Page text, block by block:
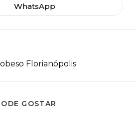
WhatsApp
Florianópolis
GOSTAR